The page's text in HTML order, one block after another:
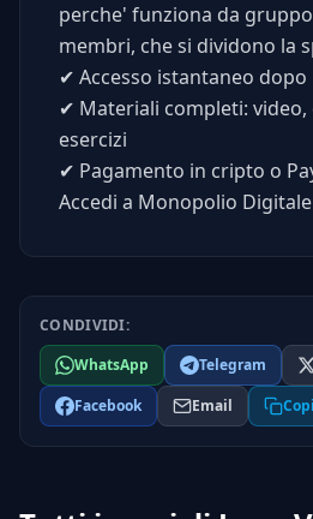
perche' funziona da
membri, che si dividono la
✔ Accesso istantaneo
✔ Materiali completi:
esercizi
✔ Pagamento in cripto o
Accedi a Monopolio
CONDIVIDI:
WhatsApp
Telegram
Facebook
Email